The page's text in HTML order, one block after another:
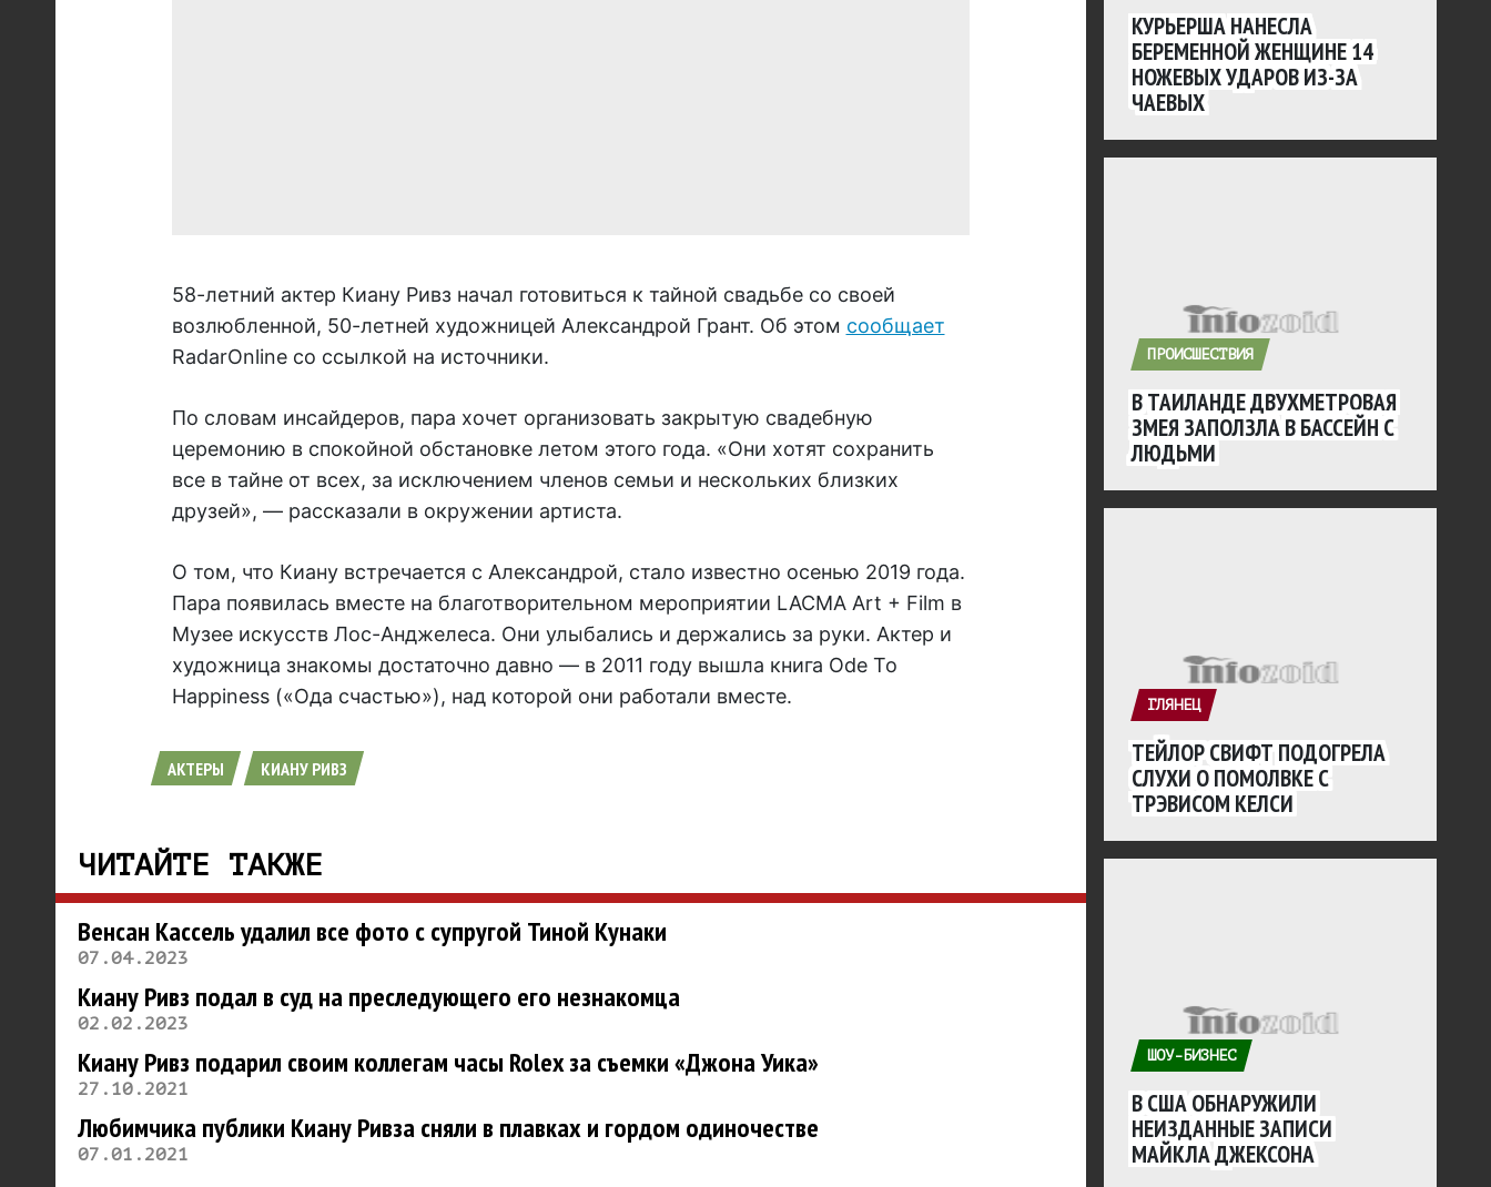
58-летний актер Киану Ривз начал готовиться к тайной свадьбе со своей
возлюбленной, 50-летней художницей Александрой Грант. Об этом сообщает
RadarOnline со ссылкой на источники.
По словам инсайдеров, пара хочет организовать закрытую свадебную
церемонию в спокойной обстановке летом этого года. «Они хотят сохранить
все в тайне от всех, за исключением членов семьи и нескольких близких
друзей», — рассказали в окружении артиста.
О том, что Киану встречается с Александрой, стало известно осенью 2019 года.
Пара появилась вместе на благотворительном мероприятии LACMA Art + Film в
Музее искусств Лос-Анджелеса. Они улыбались и держались за руки. Актер и
художница знакомы достаточно давно — в 2011 году вышла книга Ode To
Happiness («Ода счастью»), над которой они работали вместе.
АКТЕРЫ КИАНУ РИВЗ
ЧИТАЙТЕ ТАКЖЕ
Венсан Кассель удалил все фото с супругой Тиной Кунаки
07.04.2023
Киану Ривз подал в суд на преследующего его незнакомца
02.02.2023
Киану Ривз подарил своим коллегам часы Rolex за съемки «Джона Уика»
27.10.2021
Любимчика публики Киану Ривза сняли в плавках и гордом одиночестве
07.01.2021
КУРЬЕРША НАНЕСЛА
БЕРЕМЕННОЙ ЖЕНЩИНЕ 14
НОЖЕВЫХ УДАРОВ ИЗ-ЗА
ЧАЕВЫХ
ПРОИСШЕСТВИЯ
В ТАИЛАНДЕ ДВУХМЕТРОВАЯ
ЗМЕЯ ЗАПОЛЗЛА В БАССЕЙН С
ЛЮДЬМИ
ГЛЯНЕЦ
ТЕЙЛОР СВИФТ ПОДОГРЕЛА
СЛУХИ О ПОМОЛВКЕ С
ТРЭВИСОМ КЕЛСИ
ШОУ-БИЗНЕС
В США ОБНАРУЖИЛИ
НЕИЗДАННЫЕ ЗАПИСИ
МАЙКЛА ДЖЕКСОНА